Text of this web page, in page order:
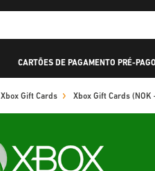
CARTÕES DE PAGAMENTO PRÉ-
Xbox Gift Cards Xbox Gift Cards (NOK